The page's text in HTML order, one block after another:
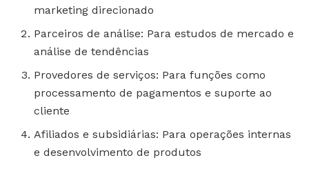
marketing direcionado
Parceiros de análise: Para estudos de mercado e
análise de tendências
Provedores de serviços: Para funções como
processamento de pagamentos e suporte ao
cliente
Afiliados e subsidiárias: Para operações internas
e desenvolvimento de produtos